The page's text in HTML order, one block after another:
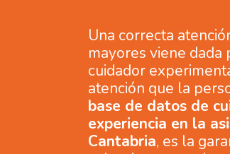
Una correcta
mayores viene
cuidador
atención que la
base de datos de
experiencia en la
Cantabria, es la